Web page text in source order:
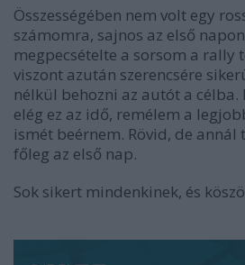
Összességében nem volt egy
számomra, sajnos az első
megpecsételte a sorsom a rally
viszont azután szerencsére
nélkül behozni az autót a
elég ez az idő, remélem a
ismét beérnem. Rövid, de annál
főleg az első nap.
Sok sikert mindenkinek, és